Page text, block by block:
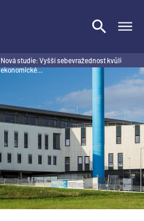
Nová studie: Vyšší sebevražednost kvůli
ekonomické…